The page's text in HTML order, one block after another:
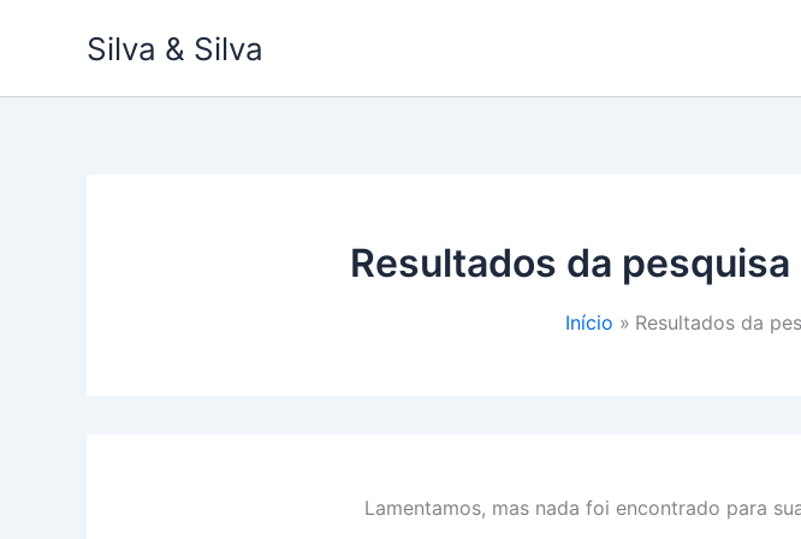
Silva & Silva
Resultados da pesquisa
Início Resultados da
Lamentamos, mas nada foi encontrado para